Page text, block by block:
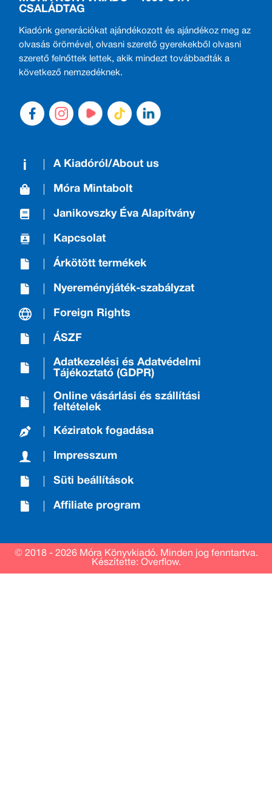
CSALÁDTAG
Kiadónk generációkat ajándékozott és ajándékoz meg az
olvasás örömével, olvasni szerető gyerekekből olvasni
szerető felnőttek lettek, akik mindezt továbbadták a
következő nemzedéknek.
A Kiadóról/About us
Móra Mintabolt
Janikovszky Éva Alapítvány
Kapcsolat
Árkötött termékek
Nyereményjáték-szabályzat
Foreign Rights
ÁSZF
Adatkezelési és Adatvédelmi
Tájékoztató (GDPR)
Online vásárlási és szállítási
feltételek
Kéziratok fogadása
Impresszum
Süti beállítások
Affiliate program
© 2018 - 2026 Móra Könyvkiadó. Minden jog fenntartva.
Készítette: Overflow.